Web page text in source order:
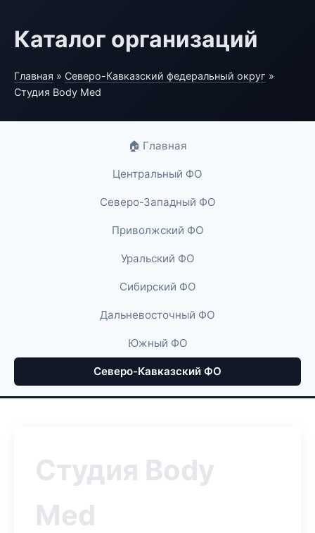
Каталог организаций
Главная » Северо-Кавказский федеральный округ »
Студия Body Med
🏠 Главная
Центральный ФО
Северо-Западный ФО
Приволжский ФО
Уральский ФО
Сибирский ФО
Дальневосточный ФО
Южный ФО
Северо-Кавказский ФО
Студия Body
Med